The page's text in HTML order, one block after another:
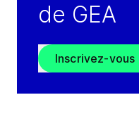
de GEA
Inscrivez-vous